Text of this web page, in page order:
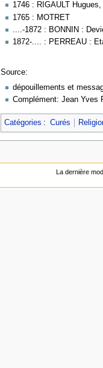
1746 : RIGAULT
1765 : MOTRET
....-1872 : BONNIN :
1872-.... : PERREAU :
Source:
dépouillements et
Complément: Jean Yves
Catégories : Curés
La dernière